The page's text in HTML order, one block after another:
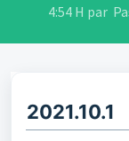
4:54 H par
2021.10.1